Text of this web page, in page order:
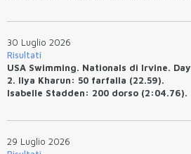
Bottazzo terza nei 50 rana (30.51)
30 Luglio 2026
Risultati
USA Swimming. Nationals di Irvine. Day
2. Ilya Kharun: 50 farfalla (22.59).
Isabelle Stadden: 200 dorso (2:04.76).
29 Luglio 2026